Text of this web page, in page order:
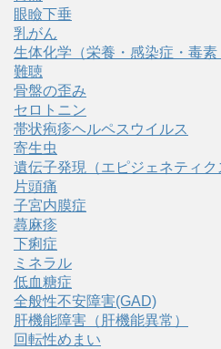
眼瞼下垂
乳がん
生体化学（栄養・感染症・毒素
難聴
骨盤の歪み
セロトニン
帯状疱疹ヘルペスウイルス
寄生虫
遺伝子発現（エピジェネティク
片頭痛
子宮内膜症
蕁麻疹
下痢症
ミネラル
低血糖症
全般性不安障害(GAD)
肝機能障害（肝機能異常）
回転性めまい